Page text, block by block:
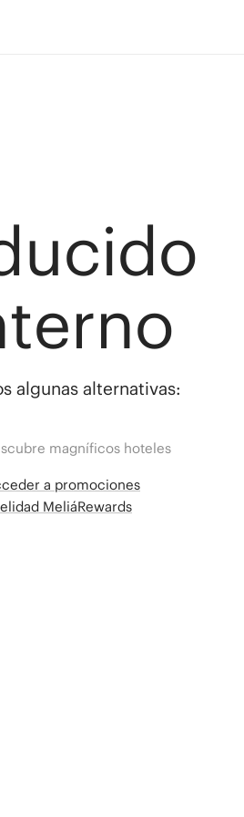
algunas alternativas:
magníficos hoteles
a promociones
MeliáRewards